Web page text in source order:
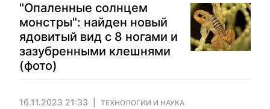
"Опаленные солнцем
монстры": найден новый
ядовитый вид с 8 ногами и
зазубренными клешнями
(фото)
16.11.2023 21:33 ТЕХНОЛОГИИ И НАУКА